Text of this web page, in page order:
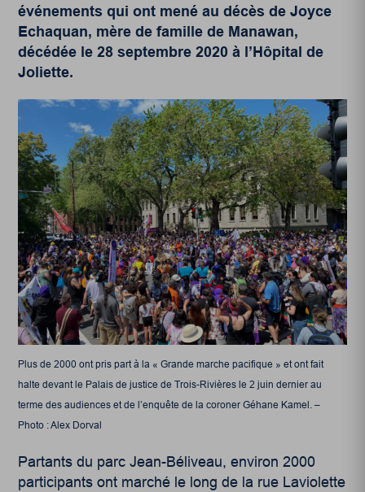
événements qui ont mené au décès de Joyce
Echaquan, mère de famille de Manawan,
décédée le 28 septembre 2020 à l’Hôpital de
Joliette.
Plus de 2000 ont pris part à la « Grande marche pacifique » et ont fait
halte devant le Palais de justice de Trois-Rivières le 2 juin dernier au
terme des audiences et de l’enquête de la coroner Géhane Kamel. –
Photo : Alex Dorval
Partants du parc Jean-Béliveau, environ 2000
participants ont marché le long de la rue Laviolette